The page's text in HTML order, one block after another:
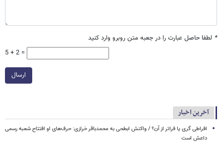
* لطفا حاصل عبارت را در جعبه متن روبرو وارد کنید
5 + 2 =
ارسال
آخرین اخبار
افراطی گری یا فراتر از آن؟ / واکنش ابطحی به محمدباقر خرازی: حرف‌های او افتتاح شعبه رسمی
داعش است